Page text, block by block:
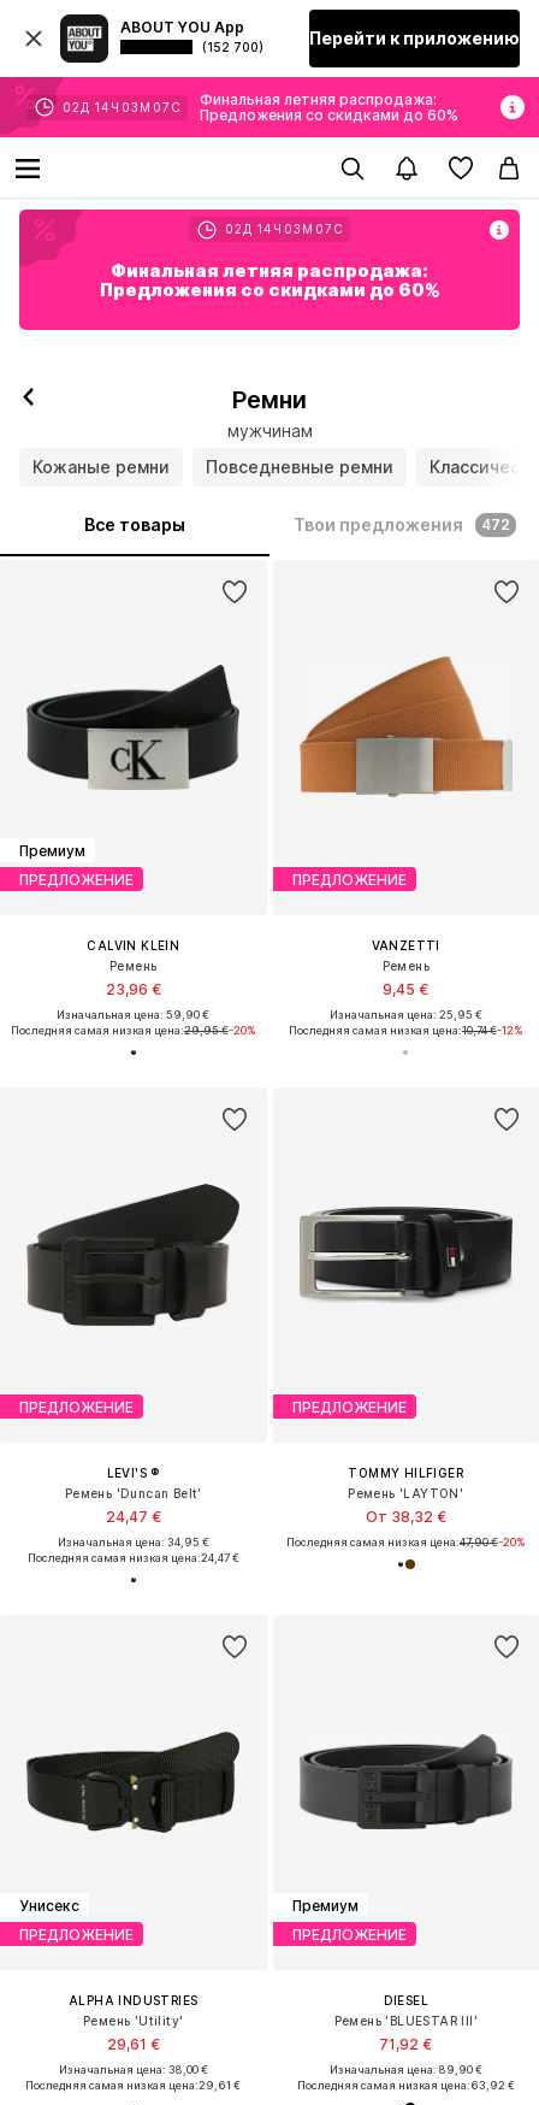
ABOUT YOU App
(152 700) Перейти к приложению
02 Д 14 Ч 03 М 05 С
Финальная летняя распродажа:
Предложения со скидками до 60%
02 Д 14 Ч 03 М 05 С
Финальная летняя распродажа:
Предложения со скидками до 60%
Ремни
мужчинам
Кожаные ремни
Повседневные ремни
Все товары Твои предложения 472
Премиум
ПРЕДЛОЖЕНИЕ
CALVIN KLEIN
Ремень
23,96 €
Изначальная цена: 59,90 €
Последняя самая низкая цена:29,95 €-20%
ПРЕДЛОЖЕНИЕ
VANZETTI
Ремень
9,45 €
Изначальная цена: 25,95 €
Последняя самая низкая цена:10,74 €-12%
ПРЕДЛОЖЕНИЕ
LEVI'S ®
Ремень 'Duncan Belt'
24,47 €
Изначальная цена: 34,95 €
Последняя самая низкая цена:24,47 €
ПРЕДЛОЖЕНИЕ
TOMMY HILFIGER
Ремень 'LAYTON'
От 38,32 €
Последняя самая низкая цена:47,90 €-20%
Унисекс
ПРЕДЛОЖЕНИЕ
ALPHA INDUSTRIES
Ремень 'Utility'
29,61 €
Изначальная цена: 38,00 €
Последняя самая низкая цена:29,61 €
Премиум
ПРЕДЛОЖЕНИЕ
DIESEL
Ремень 'BLUESTAR III'
71,92 €
Изначальная цена: 89,90 €
Последняя самая низкая цена:63,92 €